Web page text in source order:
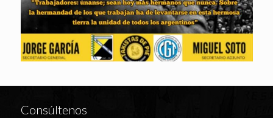
Consúltenos